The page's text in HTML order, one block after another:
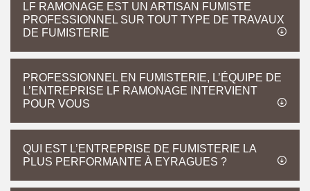
LF RAMONAGE EST UN ARTISAN FUMISTE
PROFESSIONNEL SUR TOUT TYPE DE TRAVAUX
DE FUMISTERIE
PROFESSIONNEL EN FUMISTERIE, L’ÉQUIPE DE
L’ENTREPRISE LF RAMONAGE INTERVIENT
POUR VOUS
QUI EST L’ENTREPRISE DE FUMISTERIE LA
PLUS PERFORMANTE À EYRAGUES ?